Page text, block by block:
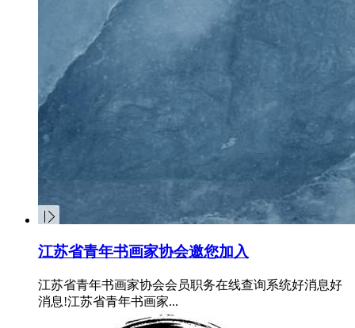
江苏省青年书画家协会邀您加入
江苏省青年书画家协会会员职务在线查询系统好消息好
消息!江苏省青年书画家...